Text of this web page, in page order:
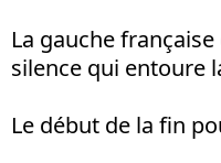
La gauche
silence qui entoure
Le début de la fin